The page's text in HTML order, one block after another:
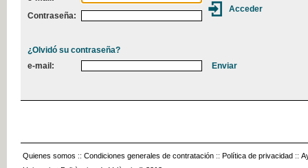
Contraseña:
¿Olvidó su contraseña?
e-mail:
Quienes somos :: Condiciones generales de contratación :: Política de privacidad ::